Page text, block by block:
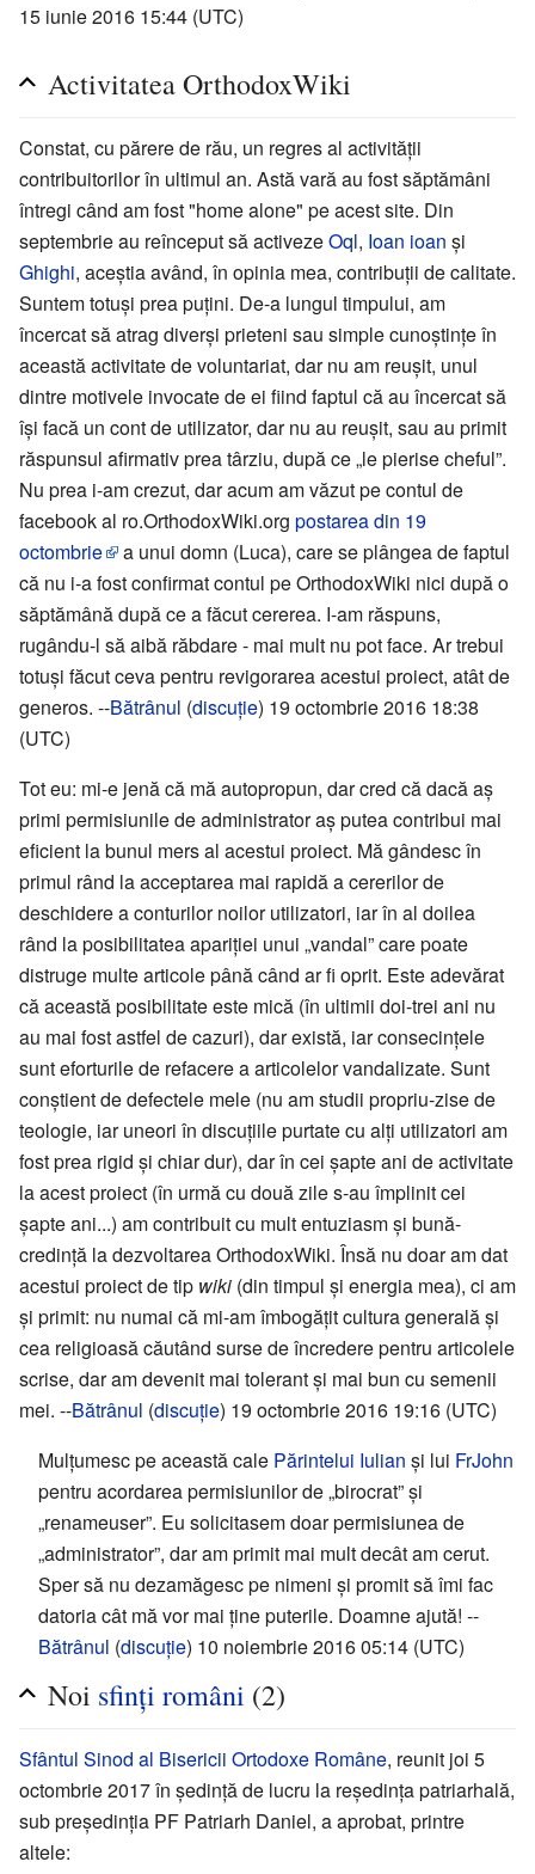
15 iunie 2016 15:44 (UTC)
Activitatea OrthodoxWiki
Constat, cu părere de rău, un regres al activității
contribuitorilor în ultimul an. Astă vară au fost săptămâni
întregi când am fost "home alone" pe acest site. Din
septembrie au reînceput să activezeOql, Ioan ioan și
Ghighi‎, aceștia având, în opinia mea, contribuții de calitate.
Suntem totuși prea puțini. De-a lungul timpului, am
încercat să atrag diverși prieteni sau simple cunoștințe în
această activitate de voluntariat, dar nu am reușit, unul
dintre motivele invocate de ei fiind faptul că au încercat să
își facă un cont de utilizator, dar nu au reușit, sau au primit
răspunsul afirmativ prea târziu, după ce „le pierise cheful”.
Nu prea i-am crezut, dar acum am văzut pe contul de
facebook al ro.OrthodoxWiki.org postarea din 19
octombrie
a unui domn (Luca), care se plângea de faptul
că nu i-a fost confirmat contul pe OrthodoxWiki nici după o
săptămână după ce a făcut cererea. I-am răspuns,
rugându-l să aibă răbdare - mai mult nu pot face. Ar trebui
totuși făcut ceva pentru revigorarea acestui proiect, atât de
generos. --Bătrânul (discuție) 19 octombrie 2016 18:38
(UTC)
Tot eu: mi-e jenă că mă autopropun, dar cred că dacă aș
primi permisiunile de administrator aș putea contribui mai
eficient la bunul mers al acestui proiect. Mă gândesc în
primul rând la acceptarea mai rapidă a cererilor de
deschidere a conturilor noilor utilizatori, iar în al doilea
rând la posibilitatea apariției unui „vandal” care poate
distruge multe articole până când ar fi oprit. Este adevărat
că această posibilitate este mică (în ultimii doi-trei ani nu
au mai fost astfel de cazuri), dar există, iar consecințele
sunt eforturile de refacere a articolelor vandalizate. Sunt
conștient de defectele mele (nu am studii propriu-zise de
teologie, iar uneori în discuțiile purtate cu alți utilizatori am
fost prea rigid și chiar dur), dar în cei șapte ani de activitate
la acest proiect (în urmă cu două zile s-au împlinit cei
șapte ani...) am contribuit cu mult entuziasm și bună-
credință la dezvoltarea OrthodoxWiki. Însă nu doar am dat
acestui proiect de tip wiki (din timpul și energia mea), ci am
și primit: nu numai că mi-am îmbogățit cultura generală și
cea religioasă căutând surse de încredere pentru articolele
scrise, dar am devenit mai tolerant și mai bun cu semenii
mei. --Bătrânul (discuție) 19 octombrie 2016 19:16 (UTC)
Mulțumesc pe această cale Părintelui Iulian și lui FrJohn
pentru acordarea permisiunilor de „birocrat” și
„renameuser”. Eu solicitasem doar permisiunea de
„administrator”, dar am primit mai mult decât am cerut.
Sper să nu dezamăgesc pe nimeni și promit să îmi fac
datoria cât mă vor mai ține puterile. Doamne ajută! --
Bătrânul (discuție) 10 noiembrie 2016 05:14 (UTC)
Noi sfinți români (2)
Sfântul Sinod al Bisericii Ortodoxe Române, reunit joi 5
octombrie 2017 în ședință de lucru la reședința patriarhală,
sub președinția PF Patriarh Daniel, a aprobat, printre
altele: